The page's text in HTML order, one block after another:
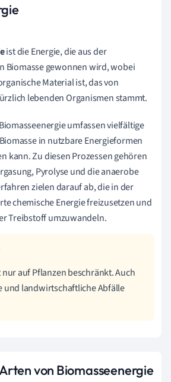
ist die Energie, die aus der
Biomasse gewonnen wird, wobei
Material ist, das von
lebenden Organismen stammt.
umfassen vielfältige
in nutzbare Energieformen
kann. Zu diesen Prozessen gehören
Pyrolyse und die anaerobe
zielen darauf ab, die in der
chemische Energie freizusetzen und
Treibstoff umzuwandeln.
auf Pflanzen beschränkt. Auch
und landwirtschaftliche Abfälle
von Biomasseenergie